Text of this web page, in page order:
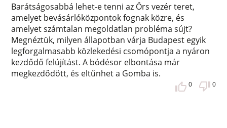
Barátságosabbá lehet-e tenni az Örs vezér teret,
amelyet bevásárlóközpontok fognak közre, és
amelyet számtalan megoldatlan probléma sújt?
Megnéztük, milyen állapotban várja Budapest egyik
legforgalmasabb közlekedési csomópontja a nyáron
kezdődő felújítást. A bódésor elbontása már
megkezdődött, és eltűnhet a Gomba is.
0 0